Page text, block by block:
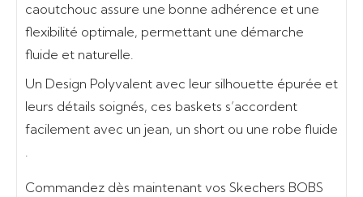
caoutchouc assure une bonne adhérence et une
flexibilité optimale, permettant une démarche
fluide et naturelle.
Un Design Polyvalent avec leur silhouette épurée et
leurs détails soignés, ces baskets s’accordent
facilement avec un jean, un short ou une robe fluide
.
Commandez dès maintenant vos Skechers BOBS